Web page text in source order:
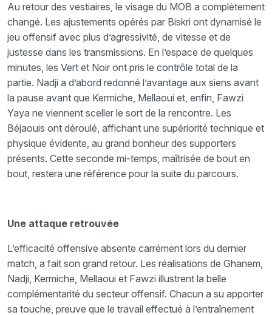
Au retour des vestiaires, le visage du MOB a complètement
changé. Les ajustements opérés par Biskri ont dynamisé le
jeu offensif avec plus d’agressivité, de vitesse et de
justesse dans les transmissions. En l’espace de quelques
minutes, les Vert et Noir ont pris le contrôle total de la
partie. Nadji a d’abord redonné l’avantage aux siens avant
la pause avant que Kermiche, Mellaoui et, enfin, Fawzi
Yaya ne viennent sceller le sort de la rencontre. Les
Béjaouis ont déroulé, affichant une supériorité technique et
physique évidente, au grand bonheur des supporters
présents. Cette seconde mi-temps, maîtrisée de bout en
bout, restera une référence pour la suite du parcours.
Une attaque retrouvée
L’efficacité offensive absente carrément lors du dernier
match, a fait son grand retour. Les réalisations de Ghanem,
Nadji, Kermiche, Mellaoui et Fawzi illustrent la belle
complémentarité du secteur offensif. Chacun a su apporter
sa touche, preuve que le travail effectué à l’entraînement